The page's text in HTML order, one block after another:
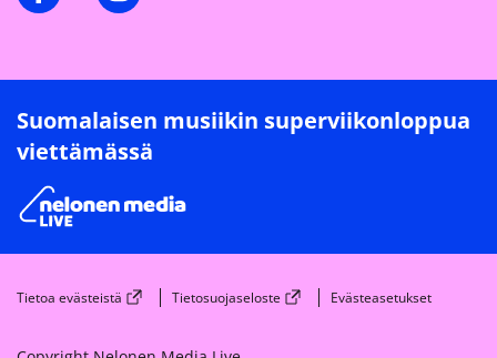
Suomalaisen musiikin superviikonloppua
viettämässä
Tietoa evästeistä Tietosuojaseloste Evästeasetukset